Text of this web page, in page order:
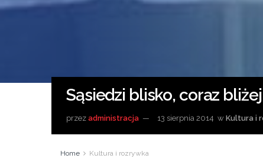
Sąsiedzi blisko, coraz bliżej
przez administracja 13 sierpnia 2014 w Kultura i
Home Kultura i rozrywka